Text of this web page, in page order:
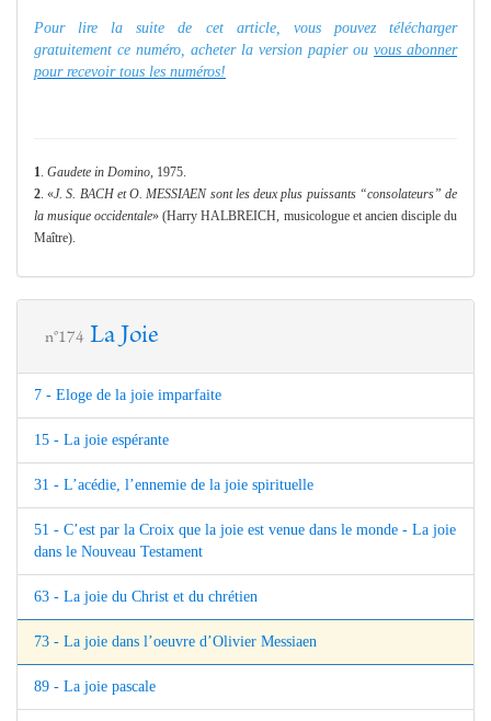
Pour lire la suite de cet article, vous pouvez télécharger
gratuitement ce numéro, acheter la version papier ou vous abonner
pour recevoir tous les numéros!
1 Gaudete in Domino , 1975.
2 . «J. S. BACH et O. MESSIAEN sont les deux plus puissants “consolateurs” de
la musique occidentale» (Harry HALBREICH, musicologue et ancien disciple du
Maître).
n°174 La Joie
7 - Eloge de la joie imparfaite
15 - La joie espérante
31 - L’acédie, l’ennemie de la joie spirituelle
51 - C’est par la Croix que la joie est venue dans le monde - La joie
dans le Nouveau Testament
63 - La joie du Christ et du chrétien
73 - La joie dans l’oeuvre d’Olivier Messiaen
89 - La joie pascale